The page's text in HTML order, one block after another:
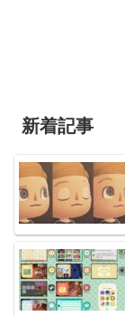
新着記事